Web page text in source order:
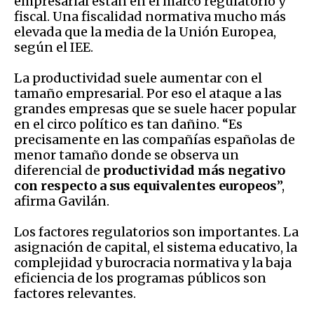
fiscal. Una fiscalidad normativa mucho más
elevada que la media de la Unión Europea,
según el IEE.
La productividad suele aumentar con el
tamaño empresarial. Por eso el ataque a las
grandes empresas que se suele hacer popular
en el circo político es tan dañino. “Es
precisamente en las compañías españolas de
menor tamaño donde se observa un
diferencial de productividad más negativo
con respecto a sus equivalentes europeos”,
afirma Gavilán.
Los factores regulatorios son importantes. La
asignación de capital, el sistema educativo, la
complejidad y burocracia normativa y la baja
eficiencia de los programas públicos son
factores relevantes.